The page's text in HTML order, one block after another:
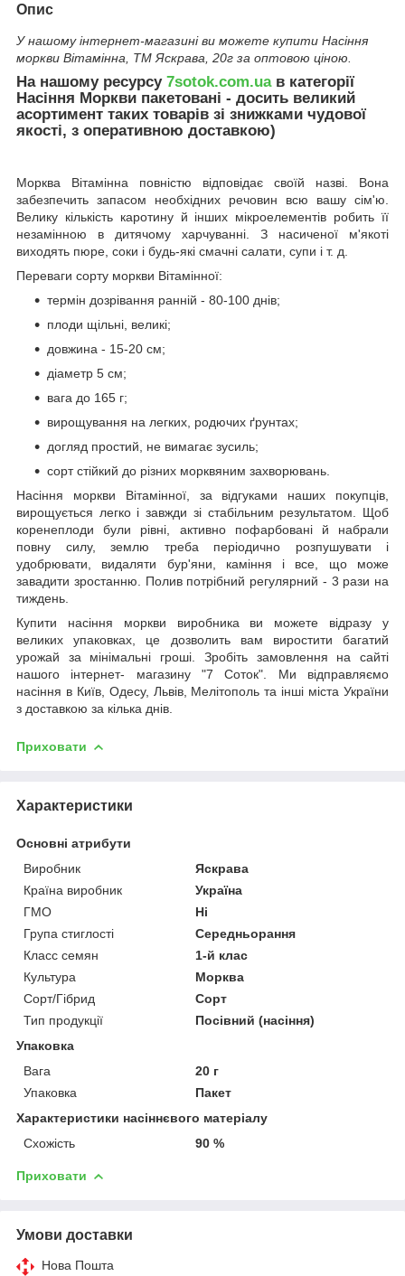
Опис
У нашому інтернет-магазині ви можете купити Насіння
моркви Вiтамiнна, ТМ Яскрава, 20г за оптовою ціною.
На нашому ресурсу 7sotok.com.uaв категорії
Насіння Моркви пакетовані - досить великий
асортимент таких товарів зі знижками чудової
якості, з оперативною доставкою)
Морква Вітамінна повністю відповідає своїй назві. Вона
забезпечить запасом необхідних речовин всю вашу сім'ю.
Велику кількість каротину й інших мікроелементів робить її
незамінною в дитячому харчуванні. З насиченої м'якоті
виходять пюре, соки і будь-які смачні салати, супи і т. д.
Переваги сорту моркви Вітамінної:
термін дозрівання ранній - 80-100 днів;
плоди щільні, великі;
довжина - 15-20 см;
діаметр 5 см;
вага до 165 г;
вирощування на легких, родючих ґрунтах;
догляд простий, не вимагає зусиль;
сорт стійкий до різних морквяним захворювань.
Насіння моркви Вітамінної, за відгуками наших покупців,
вирощується легко і завжди зі стабільним результатом. Щоб
коренеплоди були рівні, активно пофарбовані й набрали
повну силу, землю треба періодично розпушувати і
удобрювати, видаляти бур'яни, каміння і все, що може
завадити зростанню. Полив потрібний регулярний - 3 рази на
тиждень.
Купити насіння моркви виробника ви можете відразу у
великих упаковках, це дозволить вам виростити багатий
урожай за мінімальні гроші. Зробіть замовлення на сайті
нашого інтернет- магазину "7 Соток". Ми відправляємо
насіння в Київ, Одесу, Львів, Мелітополь та інші міста України
з доставкою за кілька днів.
Приховати
Характеристики
Основні атрибути
Виробник
Яскрава
Країна виробник
Україна
ГМО
Ні
Група стиглості
Середньорання
Класс семян
1-й клас
Культура
Морква
Сорт/Гібрид
Сорт
Тип продукції
Посівний (насіння)
Упаковка
Вага
20 г
Упаковка
Пакет
Характеристики насіннєвого матеріалу
Схожість
90 %
Приховати
Умови доставки
Нова Пошта